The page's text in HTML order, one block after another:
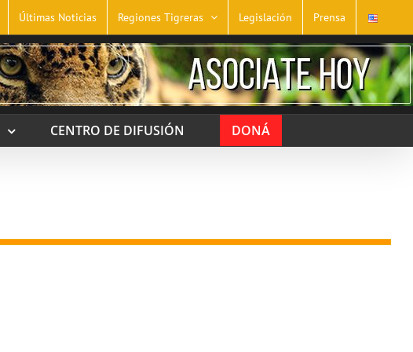
Últimas Noticias Regiones Tigreras Legislación Prensa
CENTRO DE DIFUSIÓN DONÁ